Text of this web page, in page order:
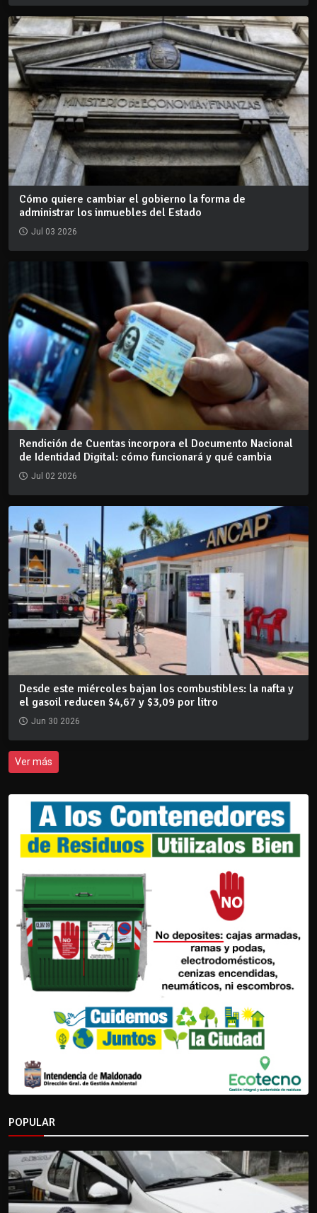
Cómo quiere cambiar el gobierno la forma de
administrar los inmuebles del Estado
Jul 03 2026
Rendición de Cuentas incorpora el Documento Nacional
de Identidad Digital: cómo funcionará y qué cambia
Jul 02 2026
Desde este miércoles bajan los combustibles: la nafta y
el gasoil reducen $4,67 y $3,09 por litro
Jun 30 2026
Ver más
POPULAR